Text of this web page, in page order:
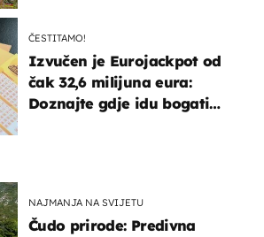
ČESTITAMO!
Izvučen je Eurojackpot od
čak 32,6 milijuna eura:
Doznajte gdje idu bogati
NAJMANJA NA SVIJETU
Čudo prirode: Predivna